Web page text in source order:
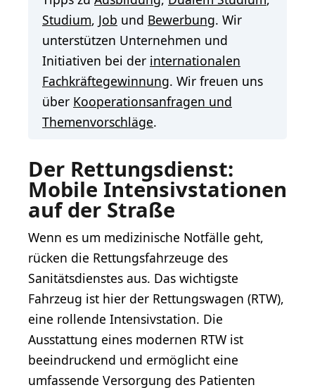
Studium, Job und Bewerbung. Wir
unterstützen Unternehmen und
Initiativen bei der internationalen
Fachkräftegewinnung. Wir freuen uns
über Kooperationsanfragen und
Themenvorschläge.
Der Rettungsdienst:
Mobile Intensivstationen
auf der Straße
Wenn es um medizinische Notfälle geht,
rücken die Rettungsfahrzeuge des
Sanitätsdienstes aus. Das wichtigste
Fahrzeug ist hier der Rettungswagen (RTW),
eine rollende Intensivstation. Die
Ausstattung eines modernen RTW ist
beeindruckend und ermöglicht eine
umfassende Versorgung des Patienten